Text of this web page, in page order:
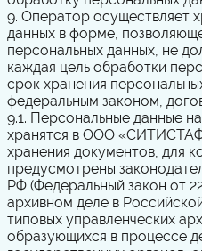
9. Оператор осуществляет
данных в форме,
персональных данных, не
каждая цель обработки
срок хранения
федеральным законом,
9.1. Персональные данные
хранятся в ООО
хранения документов, для
предусмотрены
РФ (Федеральный закон от
архивном деле в
типовых управленческих
образующихся в процессе